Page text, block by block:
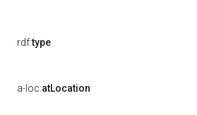
rdf:type
a-loc:atLocation